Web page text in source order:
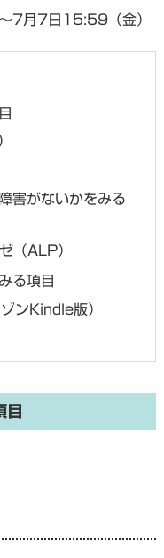
7月7日15:59（金）
害がないかをみる
（ALP）
る項目
ンKindle版）
目